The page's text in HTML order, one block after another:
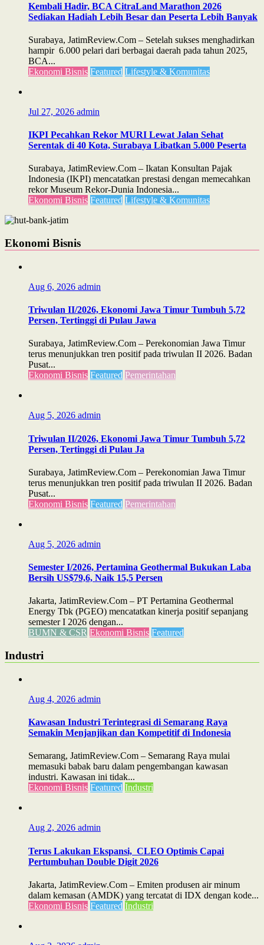
Kembali Hadir, BCA CitraLand Marathon 2026
Sediakan Hadiah Lebih Besar dan Peserta Lebih Banyak
Surabaya, JatimReview.Com – Setelah sukses menghadirkan
hampir 6.000 pelari dari berbagai daerah pada tahun 2025,
BCA...
Ekonomi Bisnis Featured Lifestyle & Komunitas
Jul 27, 2026 admin
IKPI Pecahkan Rekor MURI Lewat Jalan Sehat
Serentak di 40 Kota, Surabaya Libatkan 5.000 Peserta
Surabaya, JatimReview.Com – Ikatan Konsultan Pajak
Indonesia (IKPI) mencatatkan prestasi dengan memecahkan
rekor Museum Rekor-Dunia Indonesia...
Ekonomi Bisnis Featured Lifestyle & Komunitas
Ekonomi Bisnis
Aug 6, 2026 admin
Triwulan II/2026, Ekonomi Jawa Timur Tumbuh 5,72
Persen, Tertinggi di Pulau Jawa
Surabaya, JatimReview.Com – Perekonomian Jawa Timur
terus menunjukkan tren positif pada triwulan II 2026. Badan
Pusat...
Ekonomi Bisnis Featured Pemerintahan
Aug 5, 2026 admin
Triwulan II/2026, Ekonomi Jawa Timur Tumbuh 5,72
Persen, Tertinggi di Pulau Ja
Surabaya, JatimReview.Com – Perekonomian Jawa Timur
terus menunjukkan tren positif pada triwulan II 2026. Badan
Pusat...
Ekonomi Bisnis Featured Pemerintahan
Aug 5, 2026 admin
Semester I/2026, Pertamina Geothermal Bukukan Laba
Bersih US$79,6, Naik 15,5 Persen
Jakarta, JatimReview.Com – PT Pertamina Geothermal
Energy Tbk (PGEO) mencatatkan kinerja positif sepanjang
semester I 2026 dengan...
BUMN & CSR Ekonomi Bisnis Featured
Industri
Aug 4, 2026 admin
Kawasan Industri Terintegrasi di Semarang Raya
Semakin Menjanjikan dan Kompetitif di Indonesia
Semarang, JatimReview.Com – Semarang Raya mulai
memasuki babak baru dalam pengembangan kawasan
industri. Kawasan ini tidak...
Ekonomi Bisnis Featured Industri
Aug 2, 2026 admin
Terus Lakukan Ekspansi, CLEO Optimis Capai
Pertumbuhan Double Digit 2026
Jakarta, JatimReview.Com – Emiten produsen air minum
dalam kemasan (AMDK) yang tercatat di IDX dengan kode...
Ekonomi Bisnis Featured Industri